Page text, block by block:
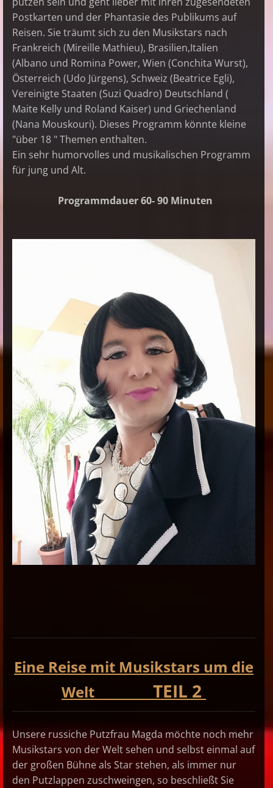
Postkarten und der Phantasie des Publikums auf
Reisen. Sie träumt sich zu den Musikstars nach
Frankreich (Mireille Mathieu), Brasilien,Italien
(Albano und Romina Power, Wien (Conchita Wurst),
Österreich (Udo Jürgens), Schweiz (Beatrice Egli),
Vereinigte Staaten (Suzi Quadro) Deutschland (
Maite Kelly und Roland Kaiser) und Griechenland
(Nana Mouskouri). Dieses Programm könnte kleine
"über 18 " Themen enthalten.
Ein sehr humorvolles und musikalischen Programm
für jung und Alt.
Programmdauer 60- 90 Minuten
Eine Reise mit Musikstars um die
WeltTEIL 2
Unsere russiche Putzfrau Magda möchte noch mehr
Musikstars von der Welt sehen und selbst einmal auf
der großen Bühne als Star stehen, als immer nur
den Putzlappen zuschweingen, so beschließt Sie